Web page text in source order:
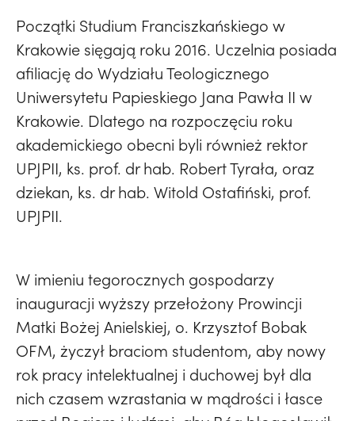
Początki Studium Franciszkańskiego w
Krakowie sięgają roku 2016. Uczelnia posiada
afiliację do Wydziału Teologicznego
Uniwersytetu Papieskiego Jana Pawła II w
Krakowie. Dlatego na rozpoczęciu roku
akademickiego obecni byli również rektor
UPJPII, ks. prof. dr hab. Robert Tyrała, oraz
dziekan, ks. dr hab. Witold Ostafiński, prof.
UPJPII.
W imieniu tegorocznych gospodarzy
inauguracji wyższy przełożony Prowincji
Matki Bożej Anielskiej, o. Krzysztof Bobak
OFM, życzył braciom studentom, aby nowy
rok pracy intelektualnej i duchowej był dla
nich czasem wzrastania w mądrości i łasce